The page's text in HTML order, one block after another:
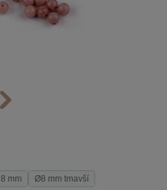
8 mm Ø8 mm tmavší